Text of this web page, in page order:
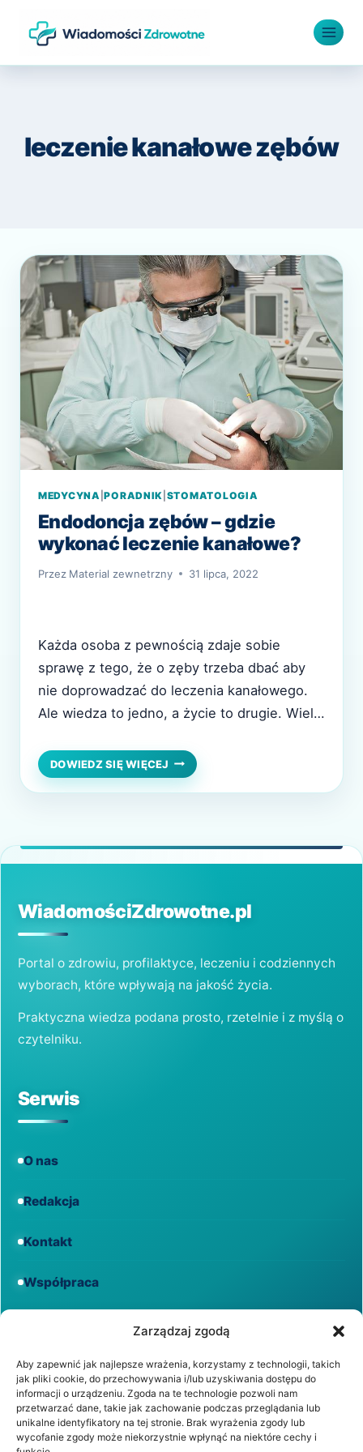
Zarządzaj zgodą
Aby zapewnić jak najlepsze wrażenia, korzystamy z technologii, takich
jak pliki cookie, do przechowywania i/lub uzyskiwania dostępu do
informacji o urządzeniu. Zgoda na te technologie pozwoli nam
przetwarzać dane, takie jak zachowanie podczas przeglądania lub
unikalne identyfikatory na tej stronie. Brak wyrażenia zgody lub
wycofanie zgody może niekorzystnie wpłynąć na niektóre cechy i
leczenie kanałowe zębów
MEDYCYNA |PORADNIK STOMATOLOGIA
Endodoncja zębów – gdzie
wykonać leczenie kanałowe?
Przez Material zewnetrzny 31 lipca, 2022
Każda osoba z pewnością zdaje sobie
sprawę z tego, że o zęby trzeba dbać aby
nie doprowadzać do leczenia kanałowego.
Ale wiedza to jedno, a życie to drugie. Wiele
stomatologicznym, ponieważ najzwyczajniej
w świecie nie jest to najprzyjemniejsze
DOWIEDZ SIĘ WIĘCEJ ENDODONCJA
ZĘBÓW
–
WiadomościZdrowotne.pl
Portal o zdrowiu, profilaktyce, leczeniu i codziennych
wyborach, które wpływają na jakość życia.
Praktyczna wiedza podana prosto, rzetelnie i z myślą o
czytelniku.
Serwis
O nas
Redakcja
Kontakt
Współpraca
Regulamin
Polityka prywatności